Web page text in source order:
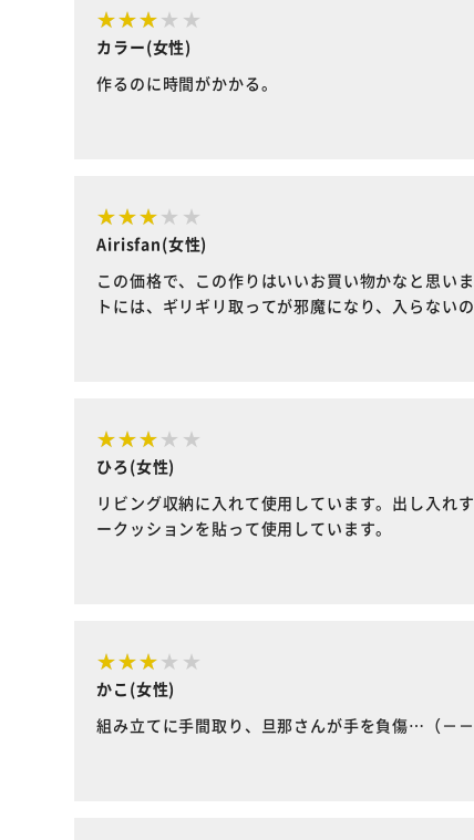
カラー(女性)
作るのに時間がかかる。
Airisfan(女性)
この価格で、この作りはいいお買い物かなと思い
トには、ギリギリ取ってが邪魔になり、入らない
ひろ(女性)
リビング収納に入れて使用しています。出し入れ
ークッションを貼って使用しています。
かこ(女性)
組み立てに手間取り、旦那さんが手を負傷…（－－